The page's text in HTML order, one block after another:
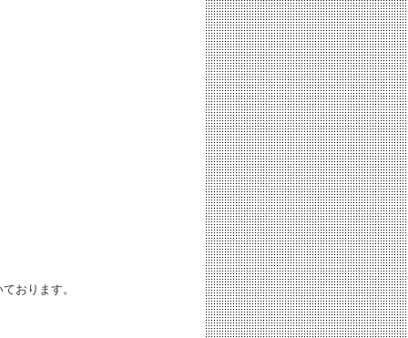
おります。